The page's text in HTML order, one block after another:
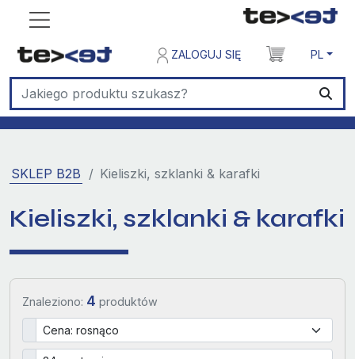
ZALOGUJ SIĘ PL
SKLEP B2B Kieliszki, szklanki & karafki
Kieliszki, szklanki & karafki
Znaleziono: 4 produktów